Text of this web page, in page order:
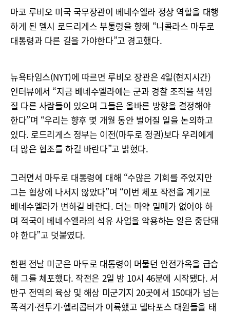
마코 루비오 미국 국무장관이 베네수엘라 정상 역할을 대행
하게 된 델시 로드리게스 부통령을 향해 “니콜라스 마두로
대통령과 다른 길을 가야한다”고 경고했다.
뉴욕타임스(NYT)에 따르면 루비오 장관은 4일(현지시간)
인터뷰에서 “지금 베네수엘라에는 군과 경찰 조직을 책임
질 다른 사람들이 있으며 그들은 올바른 방향을 결정해야
한다”며 “우리는 향후 몇 개월 동안 벌어질 일을 논의하고
있다. 로드리게스 정부는 이전(마두로 정권)보다 우리에게
더 많은 협조를 하길 바란다”고 밝혔다.
그러면서 마두로 대통령에 대해 “수많은 기회를 주었지만
그는 협상에 나서지 않았다”며 “이번 체포 작전을 계기로
베네수엘라가 변하길 바란다. 더는 마약 밀매가 없어야 하
며 적국이 베네수엘라의 석유 사업을 악용하는 일은 중단돼
야 한다”고 덧붙였다.
한편 전날 미군은 마두로 대통령이 머물던 안전가옥을 급습
해 그를 체포했다. 작전은 2일 밤 10시 46분에 시작됐다. 서
반구 전역의 육상 및 해상 미군기지 20곳에서 150대가 넘는
폭격기·전투기·헬리콥터가 이륙했고 델타포스 대원들을 태